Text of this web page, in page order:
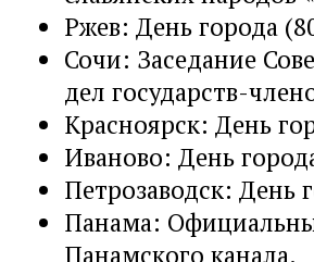
Ржев: День города
Сочи: Заседание
дел государств-
Красноярск: День
Иваново: День
Петрозаводск: День
Панама:
Панамского канала.